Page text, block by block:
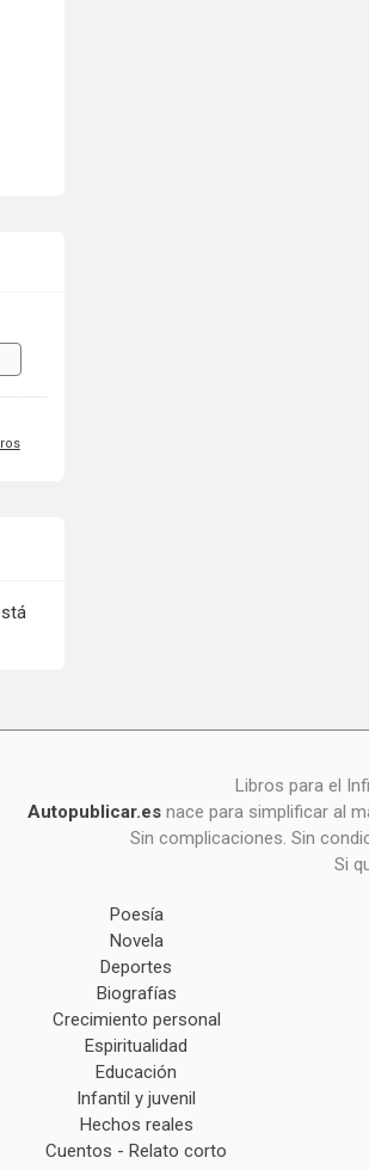
Libros para el
Autopublicar.es nace para simplificar al
Sin complicaciones. Sin
Si
Poesía
Novela
Deportes
Biografías
Crecimiento personal
Espiritualidad
Educación
Infantil y juvenil
Hechos reales
Cuentos - Relato corto